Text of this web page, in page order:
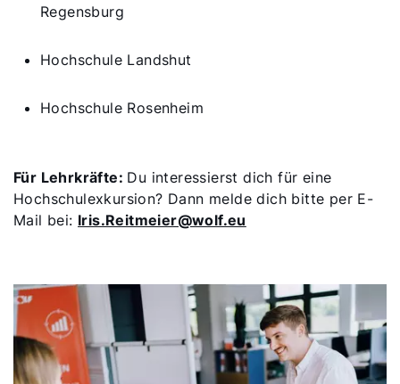
Regensburg
Hochschule Landshut
Hochschule Rosenheim
Für Lehrkräfte: Du interessierst dich für eine
Hochschulexkursion? Dann melde dich bitte per E-
Mail bei: Iris.Reitmeier@wolf.eu